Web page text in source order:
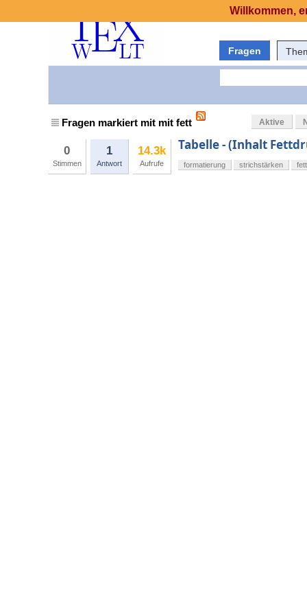
Fragen
Fragen markiert mit mit fett Aktive
0
Stimmen
1
Antwort
14.3k
Aufrufe
Tabelle - (Inhalt
formatierung strichstärken fett
Willkommen,